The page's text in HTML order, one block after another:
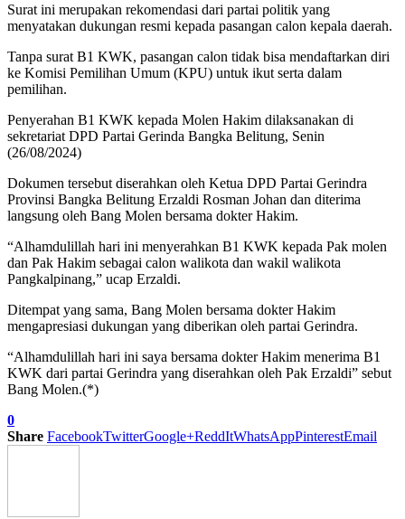
Surat ini merupakan rekomendasi dari partai politik yang
menyatakan dukungan resmi kepada pasangan calon kepala daerah.
Tanpa surat B1 KWK, pasangan calon tidak bisa mendaftarkan diri
ke Komisi Pemilihan Umum (KPU) untuk ikut serta dalam
pemilihan.
Penyerahan B1 KWK kepada Molen Hakim dilaksanakan di
sekretariat DPD Partai Gerinda Bangka Belitung, Senin
(26/08/2024)
Dokumen tersebut diserahkan oleh Ketua DPD Partai Gerindra
Provinsi Bangka Belitung Erzaldi Rosman Johan dan diterima
langsung oleh Bang Molen bersama dokter Hakim.
“Alhamdulillah hari ini menyerahkan B1 KWK kepada Pak molen
dan Pak Hakim sebagai calon walikota dan wakil walikota
Pangkalpinang,” ucap Erzaldi.
Ditempat yang sama, Bang Molen bersama dokter Hakim
mengapresiasi dukungan yang diberikan oleh partai Gerindra.
“Alhamdulillah hari ini saya bersama dokter Hakim menerima B1
KWK dari partai Gerindra yang diserahkan oleh Pak Erzaldi” sebut
Bang Molen.(*)
0
Share FacebookTwitterGoogle+ReddItWhatsAppPinterestEmail